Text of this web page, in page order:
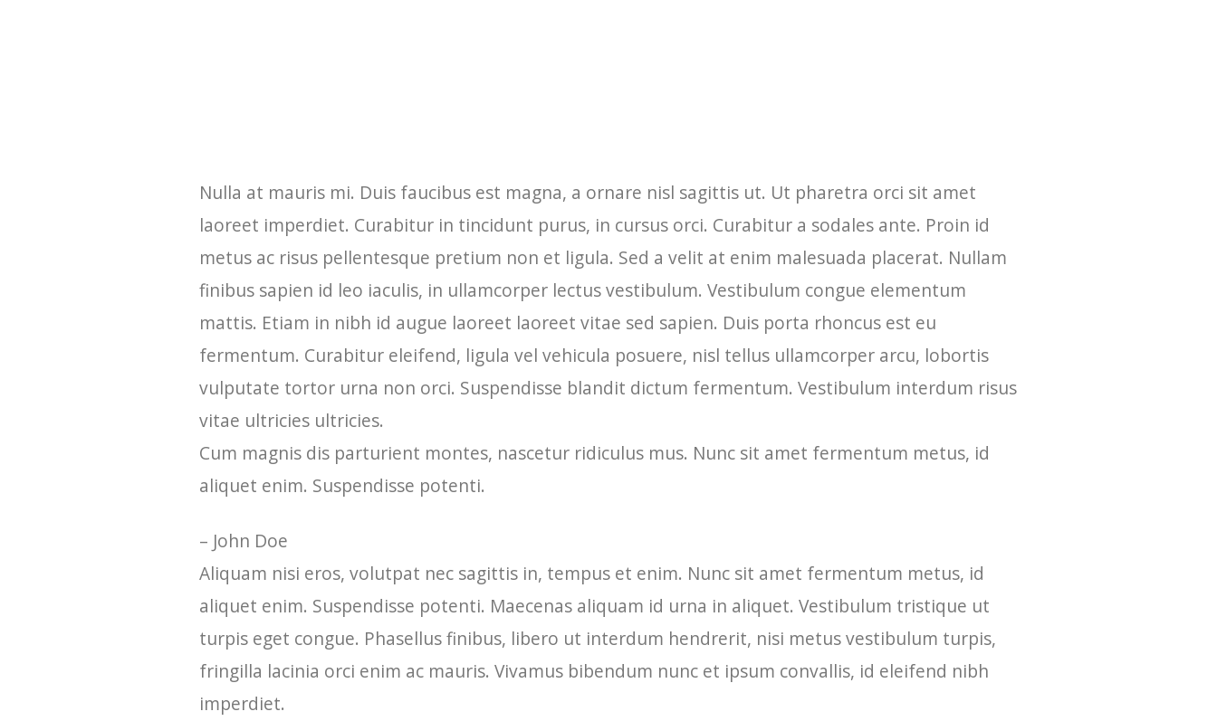
Nulla at mauris mi. Duis faucibus est magna, a ornare nisl sagittis ut. Ut pharetra orci sit amet
laoreet imperdiet. Curabitur in tincidunt purus, in cursus orci. Curabitur a sodales ante. Proin id
metus ac risus pellentesque pretium non et ligula. Sed a velit at enim malesuada placerat. Nullam
finibus sapien id leo iaculis, in ullamcorper lectus vestibulum. Vestibulum congue elementum
mattis. Etiam in nibh id augue laoreet laoreet vitae sed sapien. Duis porta rhoncus est eu
fermentum. Curabitur eleifend, ligula vel vehicula posuere, nisl tellus ullamcorper arcu, lobortis
vulputate tortor urna non orci. Suspendisse blandit dictum fermentum. Vestibulum interdum risus
vitae ultricies ultricies.
Cum magnis dis parturient montes, nascetur ridiculus mus. Nunc sit amet fermentum metus, id
aliquet enim. Suspendisse potenti.
– John Doe
Aliquam nisi eros, volutpat nec sagittis in, tempus et enim. Nunc sit amet fermentum metus, id
aliquet enim. Suspendisse potenti. Maecenas aliquam id urna in aliquet. Vestibulum tristique ut
turpis eget congue. Phasellus finibus, libero ut interdum hendrerit, nisi metus vestibulum turpis,
fringilla lacinia orci enim ac mauris. Vivamus bibendum nunc et ipsum convallis, id eleifend nibh
imperdiet.